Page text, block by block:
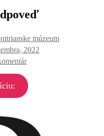
múzeum
2022
na
Správna